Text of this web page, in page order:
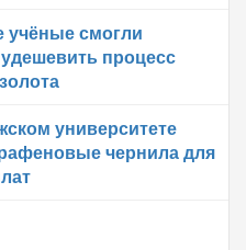
учёные смогли
процесс
университете
чернила для